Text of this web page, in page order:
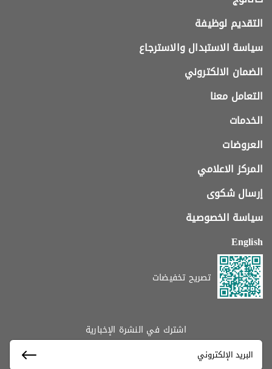
التقديم لوظيفة
سياسة الاستبدال والاسترجاع
الضمان الالكتروني
التعامل معنا
الخدمات
العروضات
المركز الاعلامي
إرسال شكوى
سياسة الخصوصية
English
تصريح تخفيضات
اشترك في النشرة الإخبارية